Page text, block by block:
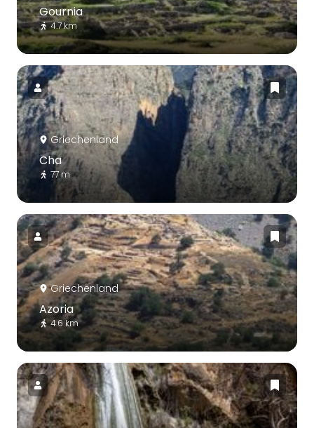
Gournia
4.7 km
Griechenland
Cha
77 m
Griechenland
Azoria
4.6 km